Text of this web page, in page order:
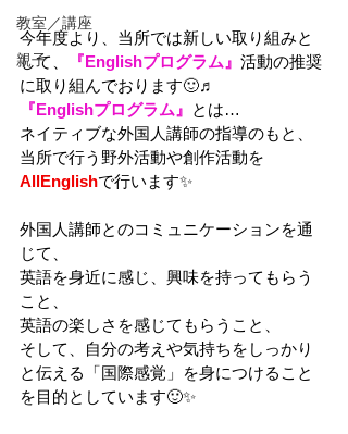
教室／講座
親子
今年度より、当所では新しい取り組みと
して、
『Englishプログラム』 活動の推奨
に取り組んでおります🙂♬
『Englishプログラム』 とは…
ネイティブな外国人講師の指導のもと、
当所で行う野外活動や創作活動を
AllEnglishで行います✨
外国人講師とのコミュニケーションを通
じて、
英語を身近に感じ、興味を持ってもらう
こと、
英語の楽しさを感じてもらうこと、
そして、自分の考えや気持ちをしっかり
と伝える「国際感覚」を身につけること
を目的としています🙂✨